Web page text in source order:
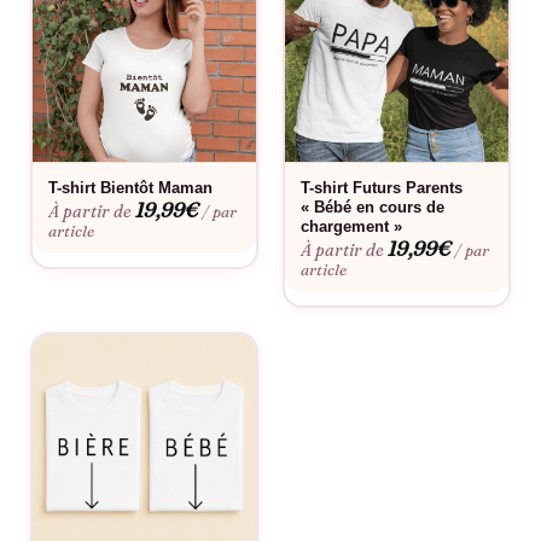
vêtement pour bébé. Il est le messager d’une nouvelle vie, un
doux préambule à des étreintes remplies d’amour et de
tendresse. Sur fond blanc immaculé, l’inscription « Bientôt dans
tes bras » est accompagnée d’un cœur rouge, symbolisant
l’amour pur et profond qui attend le nouveau-né. Cette tenue
sera parfaite pour votre première photo defamille, capturant
l’éclat de la promesse d’une vie à venir, empreinte de douceur
et de chaleur.
Chez Assortis Moi, nous comprenons que l’annonce de votre
grossesse est un moment intime et unique, qui mérite d’être
célébré de manière personnelle et spéciale. C’est pourquoi ce
body est conçu pour toucher le cœur de ceux qui le
émouvoir
la famille
ou pour annoncer la nouvelle à vos amis
s’apprête à accueillir un nouvel être cher.
T-shirt Bientôt Maman
À partir de19,99€ / par
article
T-shirt Futurs Parents
« Bébé en cours de
chargement »
À partir de19,99€ / par
article